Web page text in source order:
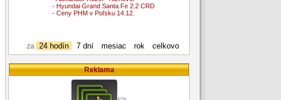
- Hyundai Grand Santa Fe 2.2 CRD
- Ceny PHM v Poľsku 14.12.
za 24 hodín 7 dní mesiac rok celkovo
Reklama